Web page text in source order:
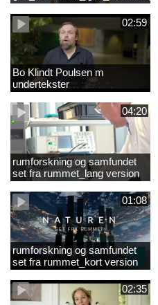
02:59
Bo Klindt Poulsen m
undertekster
04:20
rumforskning og samfundet
set fra rummet_lang version
01:08
rumforskning og samfundet
set fra rummet_kort version
02:35